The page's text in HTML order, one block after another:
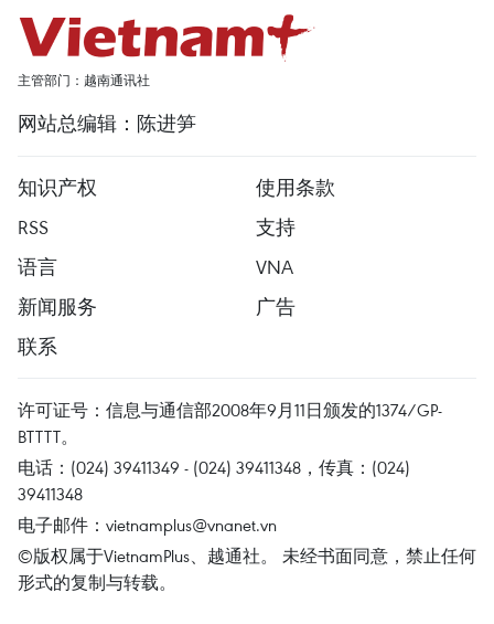
主管部门：越南通讯社
网站总编辑：陈进笋
知识产权
使用条款
RSS
支持
语言
VNA
新闻服务
广告
联系
许可证号：信息与通信部2008年9月11日颁发的1374/GP-
BTTTT。
电话：(024) 39411349 - (024) 39411348，传真：(024)
39411348
电子邮件： vietnamplus@vnanet.vn
©版权属于VietnamPlus、越通社。 未经书面同意，禁止任何
形式的复制与转载。